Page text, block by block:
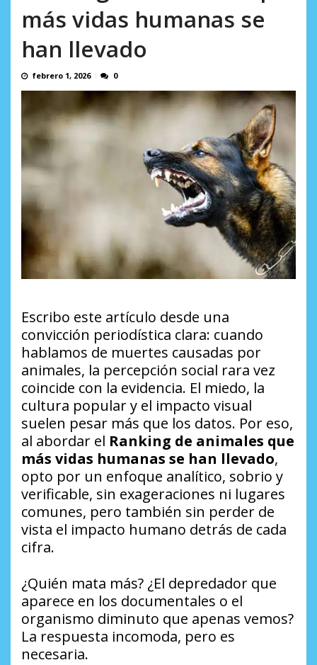
AGOSTO 6, 2026
más vidas humanas se
han llevado
febrero 1, 2026 0
Escribo este artículo desde una
convicción periodística clara: cuando
hablamos de muertes causadas por
animales, la percepción social rara vez
coincide con la evidencia. El miedo, la
cultura popular y el impacto visual
suelen pesar más que los datos. Por eso,
al abordar el Ranking de animales que
más vidas humanas se han llevado,
opto por un enfoque analítico, sobrio y
verificable, sin exageraciones ni lugares
comunes, pero también sin perder de
vista el impacto humano detrás de cada
cifra.
¿Quién mata más? ¿El depredador que
aparece en los documentales o el
organismo diminuto que apenas vemos?
La respuesta incomoda, pero es
necesaria.